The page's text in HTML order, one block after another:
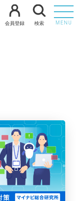
会員登録 検索 MENU